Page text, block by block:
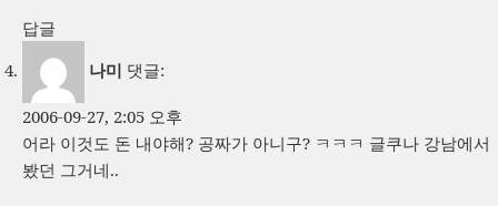
답글
나미 댓글:
2006-09-27, 2:05 오후
어라 이것도 돈 내야해? 공짜가 아니구? ㅋㅋㅋ 글쿠나 강남에서
봤던 그거네..